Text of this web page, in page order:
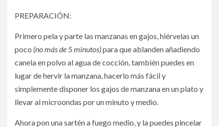
PREPARACIÓN:
Primero pela y parte las manzanas en gajos, hiérvelas un
poco (no más de 5 minutos)para que ablanden añadiendo
canela en polvo al agua de cocción, también puedes en
lugar de hervir la manzana, hacerlo más fácil y
simplemente disponer los gajos de manzana en un plato y
llevar al microondas por un minuto y medio.
Ahora pon una sartén a fuego medio, y la puedes pincelar